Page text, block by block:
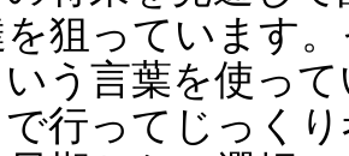
を狙っています
う言葉を使っ
行ってじっく